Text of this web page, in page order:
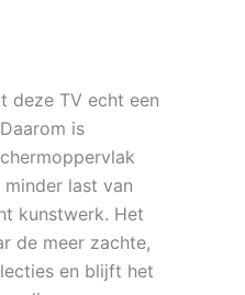
deze TV echt een
is
last van
kunstwerk. Het
de meer zachte,
en blijft het